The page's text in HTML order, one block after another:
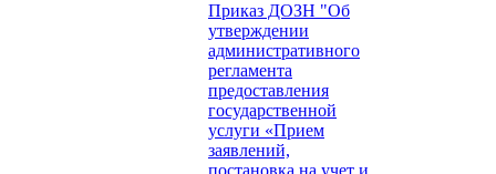
Приказ ДОЗН "Об
утверждении
административного
регламента
предоставления
государственной
услуги «Прием
заявлений,
постановка на учет и